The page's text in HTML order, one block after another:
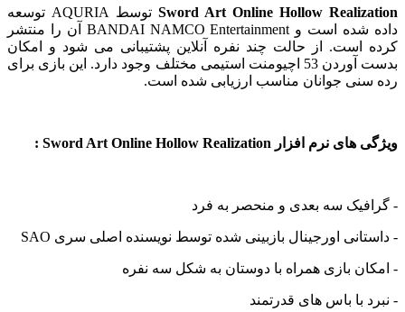
Sword Art Online Hollow Realization
توسط AQURIA توسعه
داده شده است و BANDAI NAMCO Entertainment آن را منتشر
کرده است. از حالت چند نفره آنلاین پشتیبانی می شود و امکان
بدست آوردن 53 اچیومنت استیمی مختلف وجود دارد. این بازی برای
رده سنی جوانان مناسب ارزیابی شده است.
ویژگی های نرم افزار Sword Art Online Hollow Realization :
- گرافیک سه بعدی و منحصر به فرد
- داستانی اورجینال بازبینی شده توسط نویسنده اصلی سری SAO
- امکان بازی همراه با دوستان به شکل سه نفره
- نبرد با باس های قدرتمند